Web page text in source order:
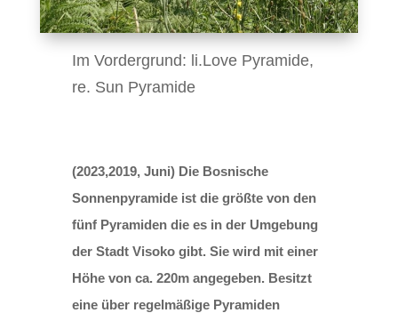
Im Vordergrund: li.Love Pyramide,
re. Sun Pyramide
(2023,2019, Juni) Die Bosnische
Sonnenpyramide ist die größte von den
fünf Pyramiden die es in der Umgebung
der Stadt Visoko gibt. Sie wird mit einer
Höhe von ca. 220m angegeben. Besitzt
eine über regelmäßige Pyramiden